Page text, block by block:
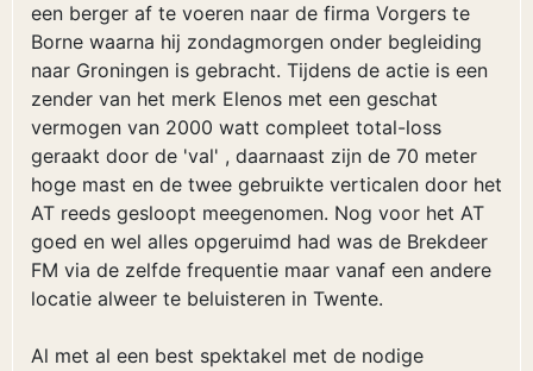
een berger af te voeren naar de firma Vorgers te
Borne waarna hij zondagmorgen onder begleiding
naar Groningen is gebracht. Tijdens de actie is een
zender van het merk Elenos met een geschat
vermogen van 2000 watt compleet total-loss
geraakt door de 'val' , daarnaast zijn de 70 meter
hoge mast en de twee gebruikte verticalen door het
AT reeds gesloopt meegenomen. Nog voor het AT
goed en wel alles opgeruimd had was de Brekdeer
FM via de zelfde frequentie maar vanaf een andere
locatie alweer te beluisteren in Twente.
Al met al een best spektakel met de nodige